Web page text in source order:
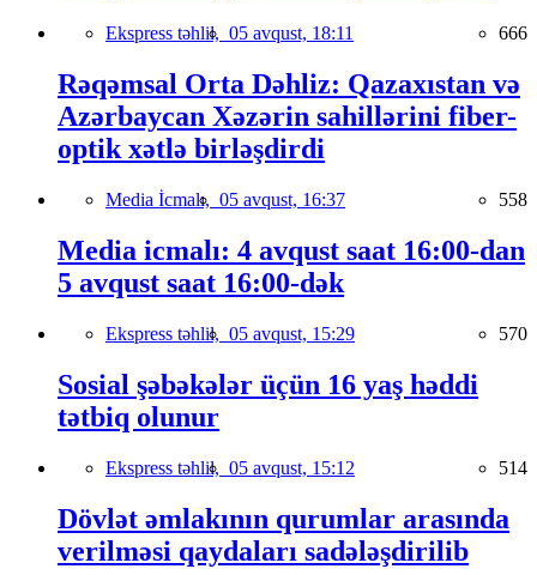
Ekspress təhlil, 05 avqust, 18:11 666
Rəqəmsal Orta Dəhliz: Qazaxıstan və
Azərbaycan Xəzərin sahillərini fiber-
optik xətlə birləşdirdi
Media İcmalı, 05 avqust, 16:37 558
Media icmalı: 4 avqust saat 16:00-dan
5 avqust saat 16:00-dək
Ekspress təhlil, 05 avqust, 15:29 570
Sosial şəbəkələr üçün 16 yaş həddi
tətbiq olunur
Ekspress təhlil, 05 avqust, 15:12 514
Dövlət əmlakının qurumlar arasında
verilməsi qaydaları sadələşdirilib